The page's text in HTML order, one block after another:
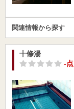
関連情報から探す
十條湯
-点